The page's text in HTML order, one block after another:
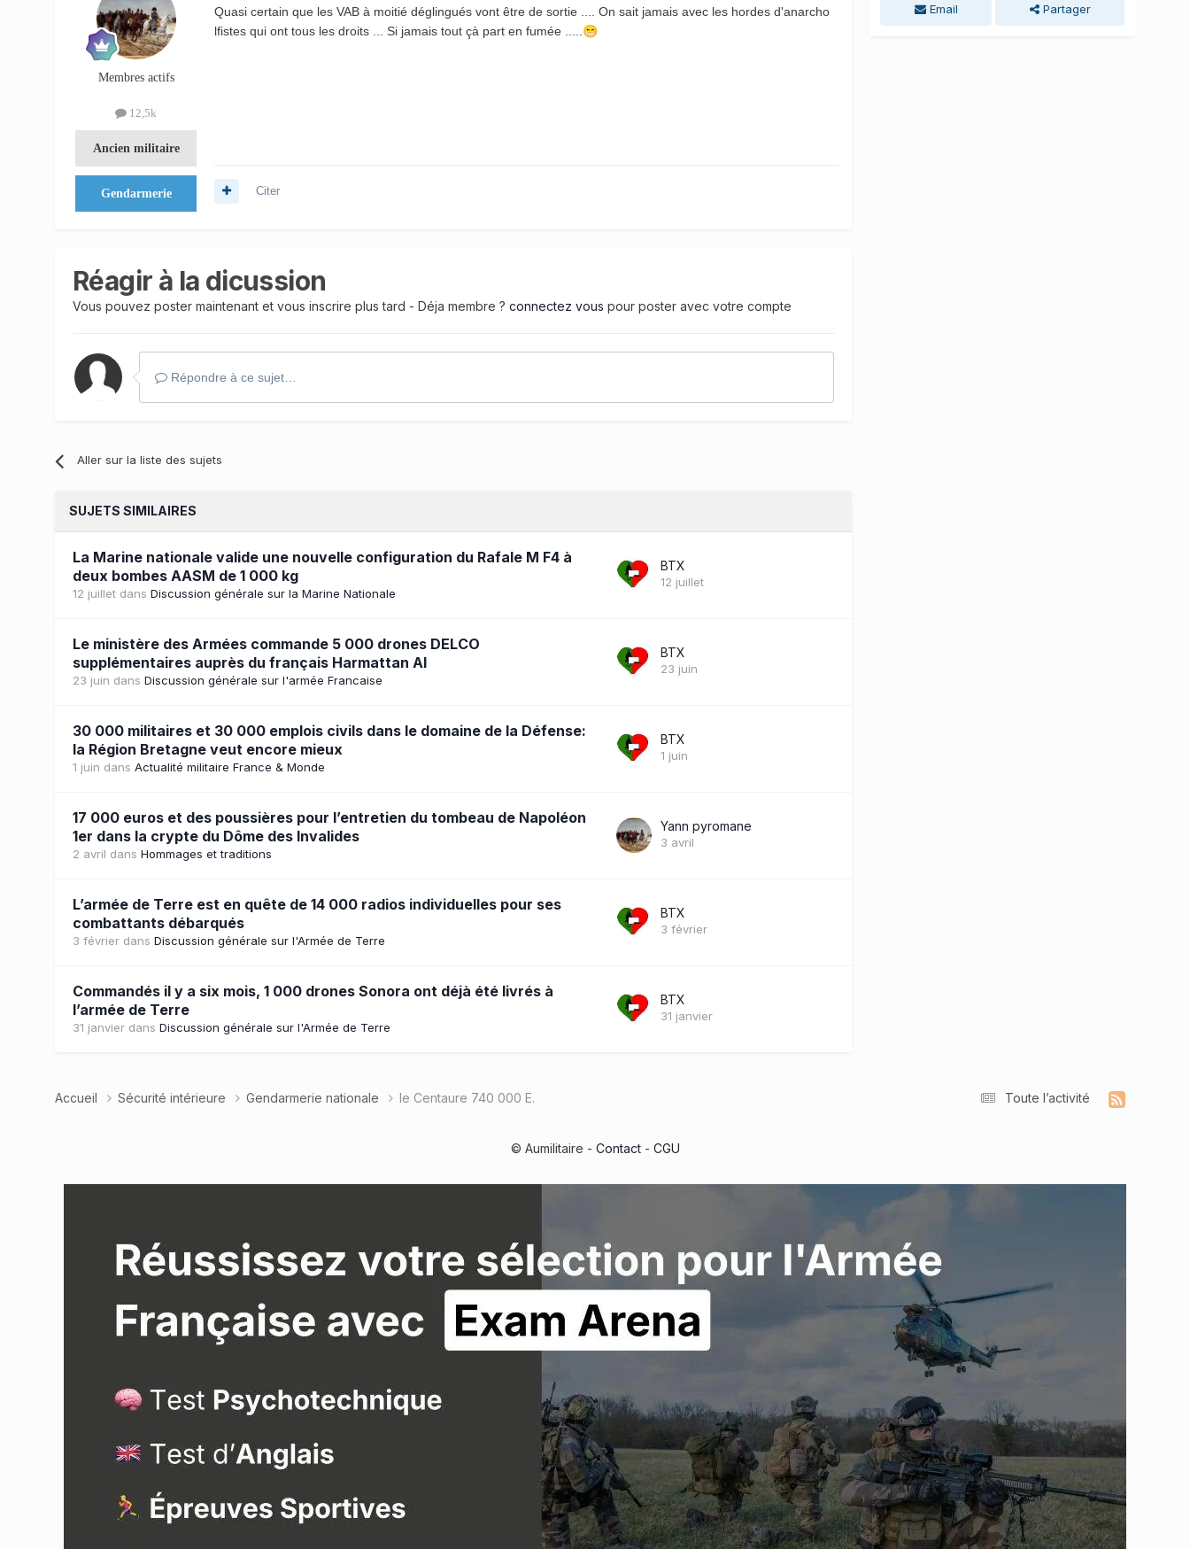
Membres actifs
12,5k
Ancien militaire
Gendarmerie
Quasi certain que les VAB à moitié déglingués vont être de sortie .... On sait jamais avec les hordes d'anarcho
lfistes qui ont tous les droits ... Si jamais tout çà part en fumée .....😁
Citer
Réagir à la dicussion
Vous pouvez poster maintenant et vous inscrire plus tard - Déja membre ? connectez vous pour poster avec votre compte
Répondre à ce sujet…
Aller sur la liste des sujets
SUJETS SIMILAIRES
La Marine nationale valide une nouvelle configuration du Rafale M F4 à
deux bombes AASM de 1 000 kg
12 juillet dans Discussion générale sur la Marine Nationale
BTX
12 juillet
Le ministère des Armées commande 5 000 drones DELCO
supplémentaires auprès du français Harmattan AI
23 juin dans Discussion générale sur l'armée Francaise
BTX
23 juin
30 000 militaires et 30 000 emplois civils dans le domaine de la Défense:
la Région Bretagne veut encore mieux
1 juin dans Actualité militaire France & Monde
BTX
1 juin
17 000 euros et des poussières pour l’entretien du tombeau de Napoléon
1er dans la crypte du Dôme des Invalides
2 avril dans Hommages et traditions
Yann pyromane
3 avril
L’armée de Terre est en quête de 14 000 radios individuelles pour ses
combattants débarqués
3 février dans Discussion générale sur l'Armée de Terre
BTX
3 février
Commandés il y a six mois, 1 000 drones Sonora ont déjà été livrés à
l’armée de Terre
31 janvier dans Discussion générale sur l'Armée de Terre
BTX
31 janvier
Email Partager
Toute l’activité
Accueil Sécurité intérieure Gendarmerie nationale le Centaure 740 000 E.
© Aumilitaire - Contact- CGU